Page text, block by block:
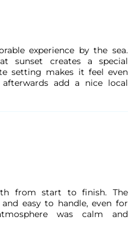
reserva se os meus
experiências permite o
um determinado prazo. As
de forma clara na
concluir a reserva.
é confirmada
rápida para garantir a
Em poucos momentos,
e-mail.
experience by the sea.
sunset creates a special
setting makes it feel even
add a nice local
from start to finish. The
easy to handle, even for
was calm and